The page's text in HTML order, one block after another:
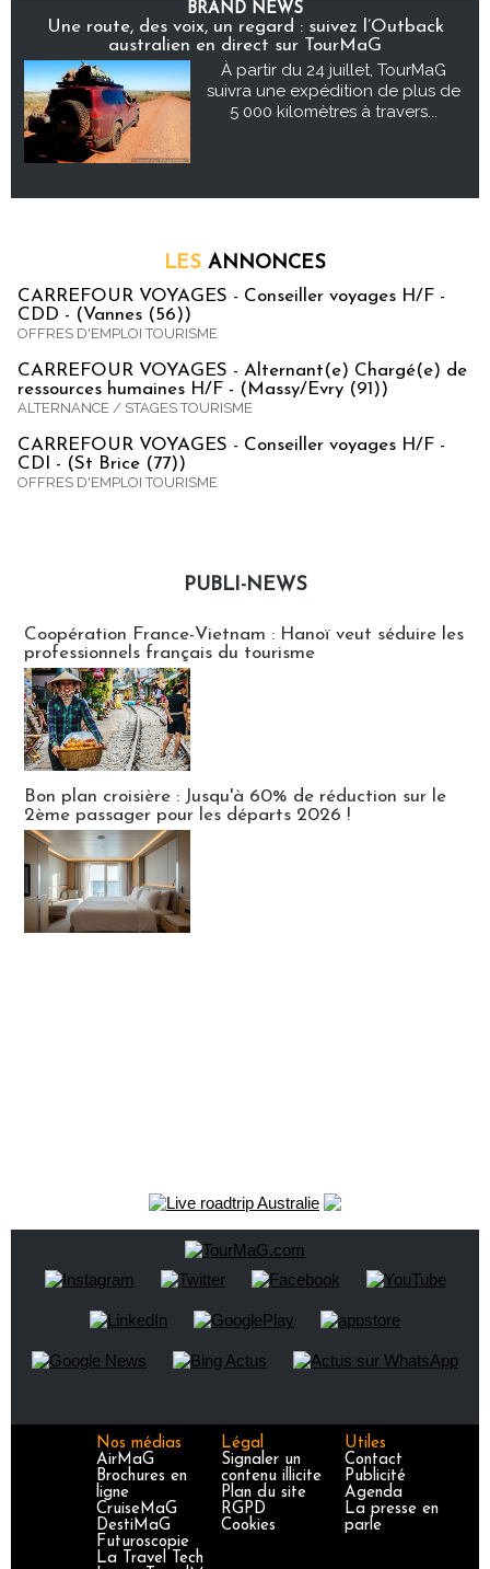
BRAND NEWS
Une route, des voix, un regard : suivez l’Outback
australien en direct sur TourMaG
À partir du 24 juillet, TourMaG
suivra une expédition de plus de
5 000 kilomètres à travers...
LES ANNONCES
CARREFOUR VOYAGES - Conseiller voyages H/F -
CDD - (Vannes (56))
OFFRES D'EMPLOI TOURISME
CARREFOUR VOYAGES - Alternant(e) Chargé(e) de
ressources humaines H/F - (Massy/Evry (91))
ALTERNANCE / STAGES TOURISME
CARREFOUR VOYAGES - Conseiller voyages H/F -
CDI - (St Brice (77))
OFFRES D'EMPLOI TOURISME
PUBLI-NEWS
Coopération France-Vietnam : Hanoï veut séduire les
professionnels français du tourisme
Bon plan croisière : Jusqu'à 60% de réduction sur le
2ème passager pour les départs 2026 !
Nos médias
AirMaG
Brochures en
ligne
CruiseMaG
DestiMaG
Futuroscopie
La Travel Tech
Légal
Signaler un
contenu illicite
Plan du site
RGPD
Cookies
Utiles
Contact
Publicité
Agenda
La presse en
parle